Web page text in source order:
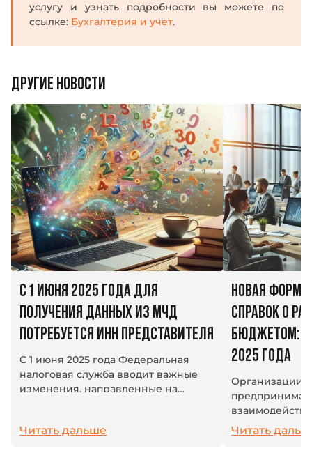
услугу и узнать подробности вы можете по
ссылке: Бухгалтерия и учет.
ДРУГИЕ НОВОСТИ
С 1 ИЮНЯ 2025 ГОДА ДЛЯ
ПОЛУЧЕНИЯ ДАННЫХ ИЗ МЧД
ПОТРЕБУЕТСЯ ИНН ПРЕДСТАВИТЕЛЯ
С 1 июня 2025 года Федеральная
налоговая служба вводит важные
изменения, направленные на
тексте машиночитаемой
Читать дальше
НОВАЯ
СПРАВОК О
БЮДЖЕТОМ:
2025 ГОДА
Организации
системой:
взносы и
Читать